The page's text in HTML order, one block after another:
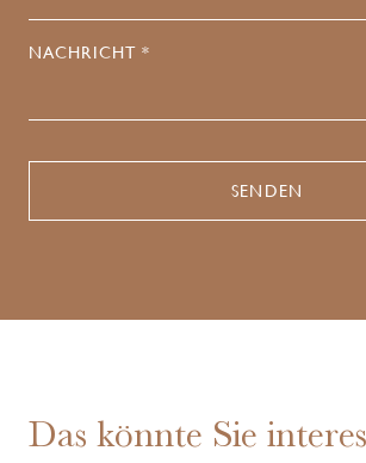
NACHRICHT *
Das könnte Sie